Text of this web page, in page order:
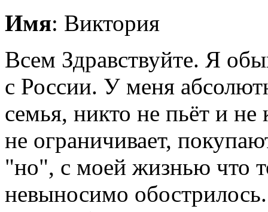
Имя: Виктория
Всем Здравствуйте. Я
с России. У меня
семья, никто не пьёт и
не ограничивает,
"но", с моей жизнью что
невыносимо